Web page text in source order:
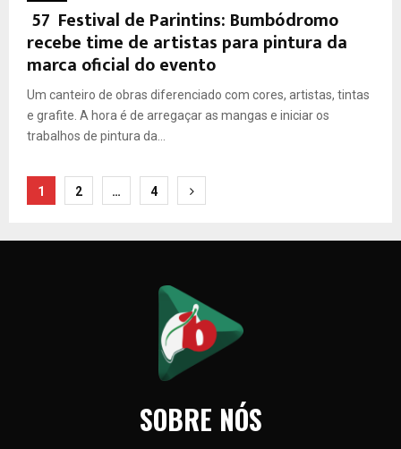
57º Festival de Parintins: Bumbódromo
recebe time de artistas para pintura da
marca oficial do evento
Um canteiro de obras diferenciado com cores, artistas, tintas
e grafite. A hora é de arregaçar as mangas e iniciar os
trabalhos de pintura da...
Paginação
posts
1 2 … 4
SOBRE NÓS